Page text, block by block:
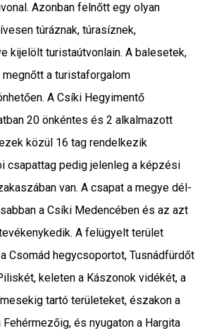
Azonban felnőtt egy olyan
túráznak, túrasíznek,
kijelölt turistaútvonlain. A balesetek,
a turistaforgalom
A Csíki Hegyimentő
20 önkéntes és 2 alkalmazott
közül 16 tag rendelkezik
csapattag pedig jelenleg a képzési
van. A csapat a megye dél-
a Csíki Medencében és az azt
A felügyelt terület
Csomád hegycsoportot, Tusnádfürdőt
keleten a Kászonok vidékét, a
tartó területeket, északon a
és nyugaton a Hargita